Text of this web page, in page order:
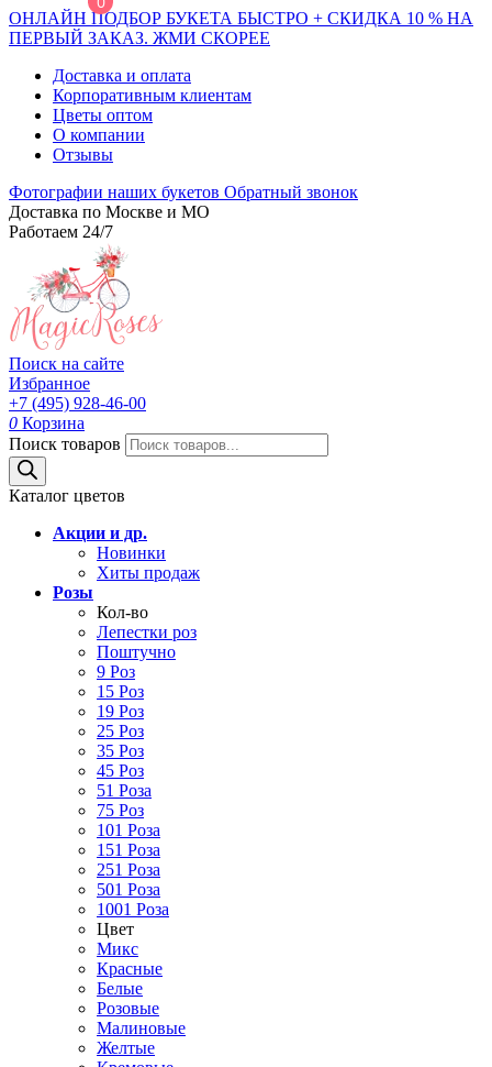
ОНЛАЙН ПОДБОР БУКЕТА БЫСТРО + СКИДКА 10 % НА
ПЕРВЫЙ ЗАКАЗ. ЖМИ СКОРЕЕ
Доставка и оплата
Корпоративным клиентам
Цветы оптом
О компании
Отзывы
Фотографии наших букетов Обратный звонок
Доставка по Москве и МО
Работаем 24/7
Поиск на сайте
Избранное
+7 (495) 928-46-00
0 Корзина
Поиск товаров
Каталог цветов
Акции и др.
Новинки
Хиты продаж
Розы
Кол-во
Лепестки роз
Поштучно
9 Роз
15 Роз
19 Роз
25 Роз
35 Роз
45 Роз
51 Роза
75 Роз
101 Роза
151 Роза
251 Роза
501 Роза
1001 Роза
Цвет
Микс
Красные
Белые
Розовые
Малиновые
Желтые